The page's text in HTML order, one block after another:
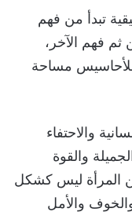
تبدأ من فهم
ثم فهم الآخر،
للأحاسيس مساحة
والاحتفاء
والقوة
المرأة ليس كشكل
والأمل